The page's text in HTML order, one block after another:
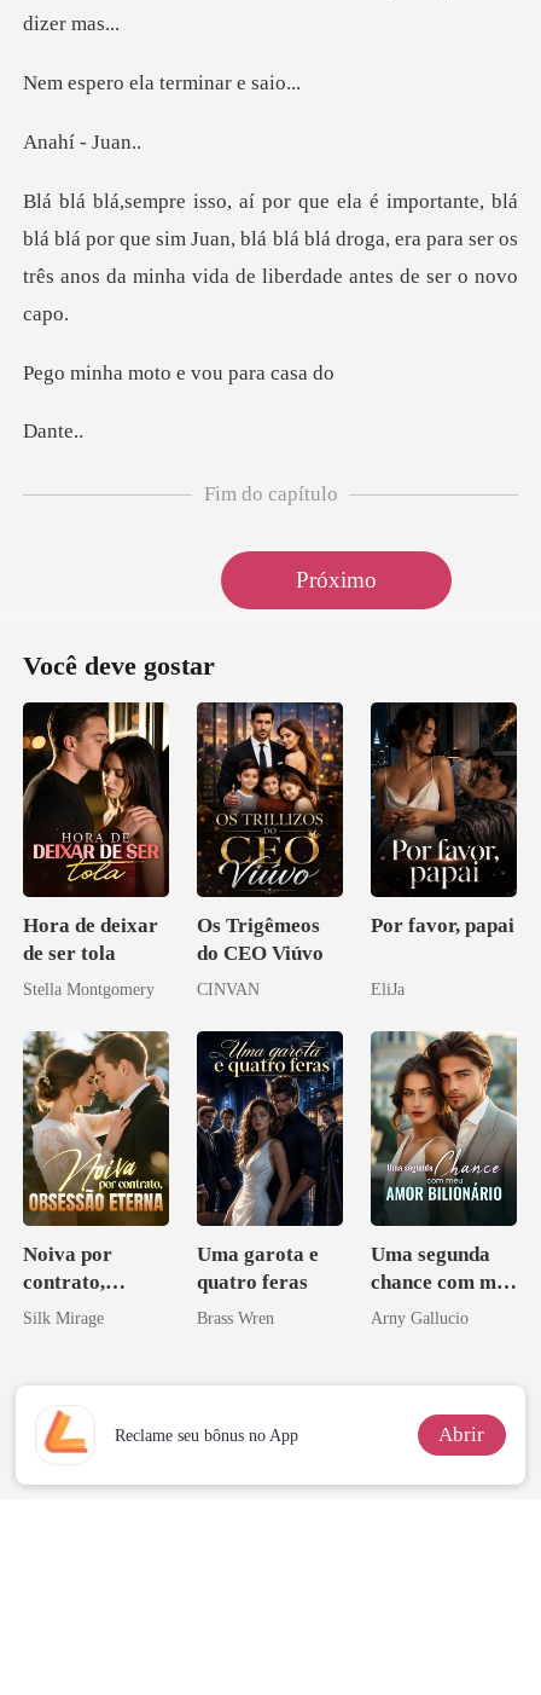
ela termina
í -
á blá por que sim Juan, blá blá blá droga, era para ser os
t
moto e vou
nt
Fim do capítulo
Próximo
Você deve gostar
Hora de deixar
de ser tola
Stella Montgomery
Os Trigêmeos
do CEO Viúvo
CINVAN
Por favor, papai
EliJa
Noiva por
contrato,
obsessão eterna
Silk Mirage
Uma garota e
quatro feras
Brass Wren
Uma segunda
chance com meu
amor bilionário
Arny Gallucio
Reclame seu bônus no App Abrir